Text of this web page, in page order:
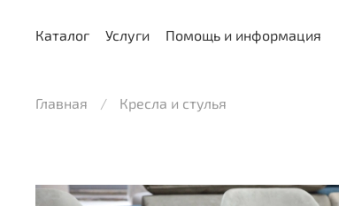
Каталог Услуги Помощь и информация
Главная Кресла и стулья